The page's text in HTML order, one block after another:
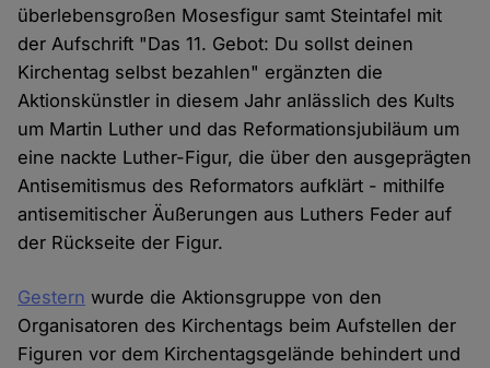
überlebensgroßen Mosesfigur samt Steintafel mit
der Aufschrift "Das 11. Gebot: Du sollst deinen
Kirchentag selbst bezahlen" ergänzten die
Aktionskünstler in diesem Jahr anlässlich des Kults
um Martin Luther und das Reformationsjubiläum um
eine nackte Luther-Figur, die über den ausgeprägten
Antisemitismus des Reformators aufklärt - mithilfe
antisemitischer Äußerungen aus Luthers Feder auf
der Rückseite der Figur.
Gestern wurde die Aktionsgruppe von den
Organisatoren des Kirchentags beim Aufstellen der
Figuren vor dem Kirchentagsgelände behindert und